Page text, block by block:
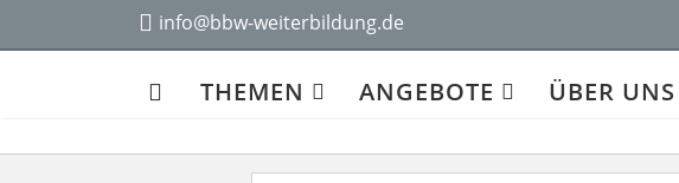
info@bbw-weiterbildung.de
THEMEN ANGEBOTE ÜBER UNS